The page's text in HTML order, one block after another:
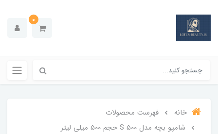
0
خانه
فهرست محصولات
شامپو بچه مدل S 500 حجم 500 میلی‌ لیتر